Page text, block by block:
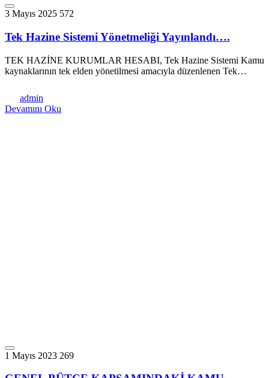
3 Mayıs 2025 572
Tek Hazine Sistemi Yönetmeliği Yayınlandı….
TEK HAZİNE KURUMLAR HESABI, Tek Hazine Sistemi Kamu
kaynaklarının tek elden yönetilmesi amacıyla düzenlenen Tek…
admin
Devamını Oku
1 Mayıs 2023 269